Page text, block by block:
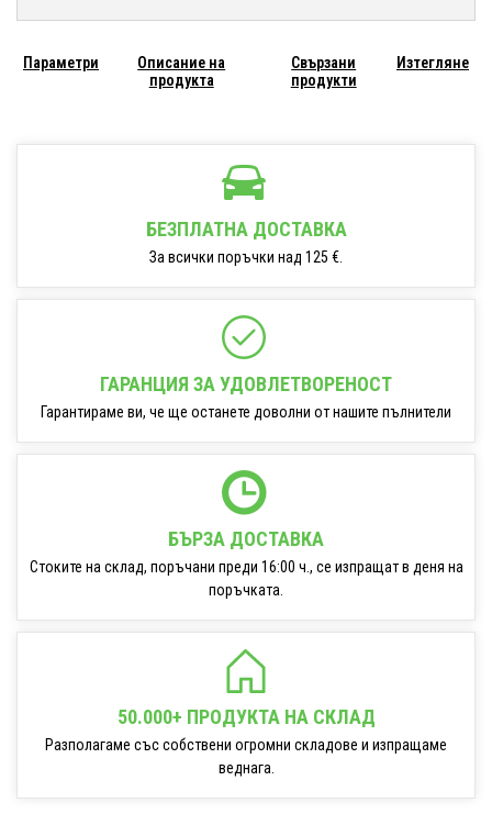
Параметри
Описание на
продукта
Свързани
продукти
Изтегляне
БЕЗПЛАТНА ДОСТАВКА
За всички поръчки над 125 €.
ГАРАНЦИЯ ЗА УДОВЛЕТВОРЕНОСТ
Гарантираме ви, че ще останете доволни от нашите пълнители
БЪРЗА ДОСТАВКА
Стоките на склад, поръчани преди 16:00 ч., се изпращат в деня на
поръчката.
50.000+ ПРОДУКТА НА СКЛАД
Разполагаме със собствени огромни складове и изпращаме
веднага.